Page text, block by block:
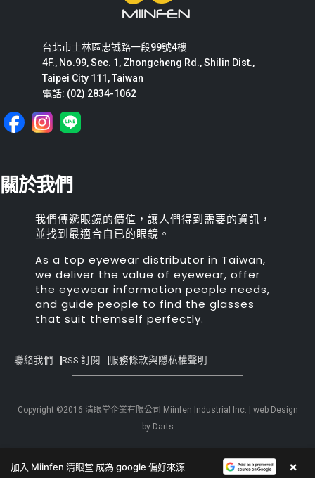
台北市士林區忠誠路一段99號4樓
4F., No.99, Sec. 1, Zhongcheng Rd., Shilin Dist.,
Taipei City 111, Taiwan
電話: (02) 2834-1062
關於我們
我們傳遞眼鏡的價值，讓人們得到需要的資訊，
並找到最適合自已的眼鏡。
As a top eyewear distributor in Taiwan,
we deliver the value of eyewear, offer
the eyewear information people needs,
and guide people to find the glasses
that suit themself perfectly.
聯絡我們 RSS 訂閱 服務條款與隱私權聲明
Copyright ©2016 清眼堂企業有限公司 Miinfen Industrial Inc. | web Design
by Darts
加入 Miinfen 清眼堂 成為 google 偏好來源 ×